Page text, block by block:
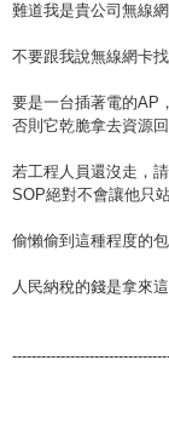
難道我是貴公司無線
不要跟我說無線網卡
要是一台插著電的AP
否則它乾脆拿去資源回
若工程人員還沒走，
SOP絕對不會讓他只
偷懶偷到這種程度的
人民納稅的錢是拿來